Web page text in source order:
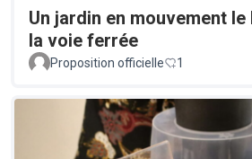
Un jardin en mouvement le
la voie ferrée
Proposition officielle 1